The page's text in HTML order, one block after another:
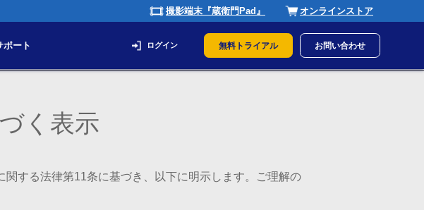
撮影端末『蔵衛門Pad』 オンラインストア
ポート ログイン 無料トライアル お問い合わせ
く表示
する法律第11条に基づき、以下に明示します。ご理解の